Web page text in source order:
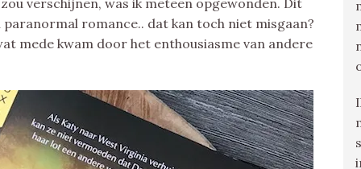
verschijnen, was ik meteen opgewonden. Dit
romance.. dat kan toch niet misgaan?
mede kwam door het enthousiasme van andere